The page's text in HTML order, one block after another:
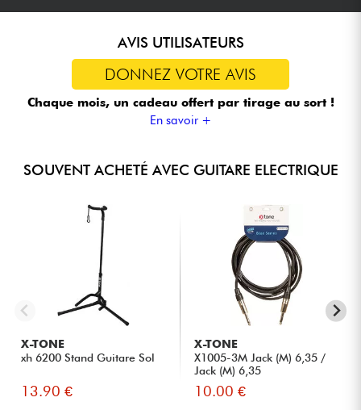
AVIS UTILISATEURS
DONNEZ VOTRE AVIS
Chaque mois, un cadeau offert par tirage au sort !
En savoir +
SOUVENT ACHETÉ AVEC GUITARE ELECTRIQUE
X-TONE
xh 6200 Stand Guitare Sol
13.90 €
X-TONE
X1005-3M Jack (M) 6,35 /
Jack (M) 6,35
10.00 €